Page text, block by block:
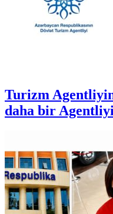
Turizm
daha bir